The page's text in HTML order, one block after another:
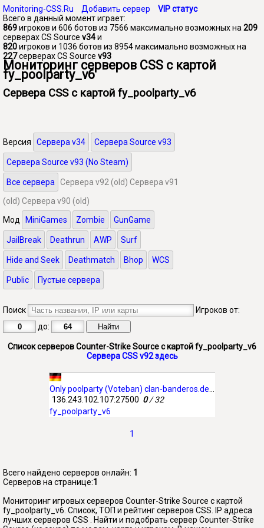
Monitoring-CSS.Ru Добавить сервер
VIP статус
Всего в данный момент играет:
869игроков и 606 ботов из 7566 максимально возможных на 209
серверах CS Source v34и
820игроков и 1036 ботов из 8954 максимально возможных на
227серверах CS Source v93
Мониторинг серверов CSS с картой
fy_poolparty_v6
Сервера CSS с картой fy_poolparty_v6
Версия Сервера v34 Сервера Source v93
Сервера Source v93 (No Steam)
Все сервера Сервера v92 (old) Сервера v91
(old) Сервера v90 (old)
Мод
MiniGames Zombie GunGame
JailBreak Deathrun AWP Surf
Hide and Seek Deathmatch Bhop WCS
Public Пустые сервера
Поиск
Игроков от:
до:
Список серверов Counter-Strike Source с картой fy_poolparty_v6
Сервера CSS v92 здесь
136.243.102.107:27500 0/ 32
fy_poolparty_v6
1
Всего найдено серверов онлайн: 1
Серверов на странице:1
Мониторинг игровых серверов Counter-Strike Source с картой
fy_poolparty_v6. Список, ТОП и рейтинг серверов CSS. IP адреса
лучших серверов CSS . Найти и подобрать сервер Counter-Strike